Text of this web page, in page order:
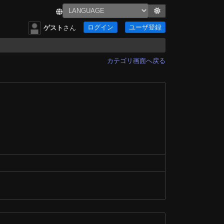
ゲスト さん ログイン ユーザ登録
カテゴリ画面へ戻る